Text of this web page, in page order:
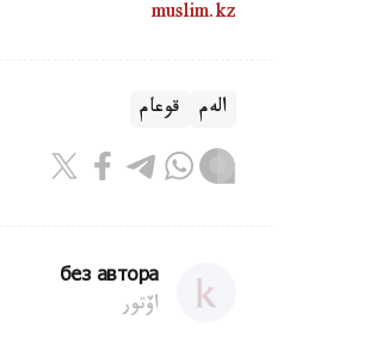
muslim.kz
الەم قوعام
без автора
اۆتور